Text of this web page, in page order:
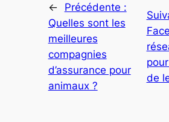
←
Précédente :
Quelles sont les
meilleures
compagnies
d’assurance pour
animaux ?
de